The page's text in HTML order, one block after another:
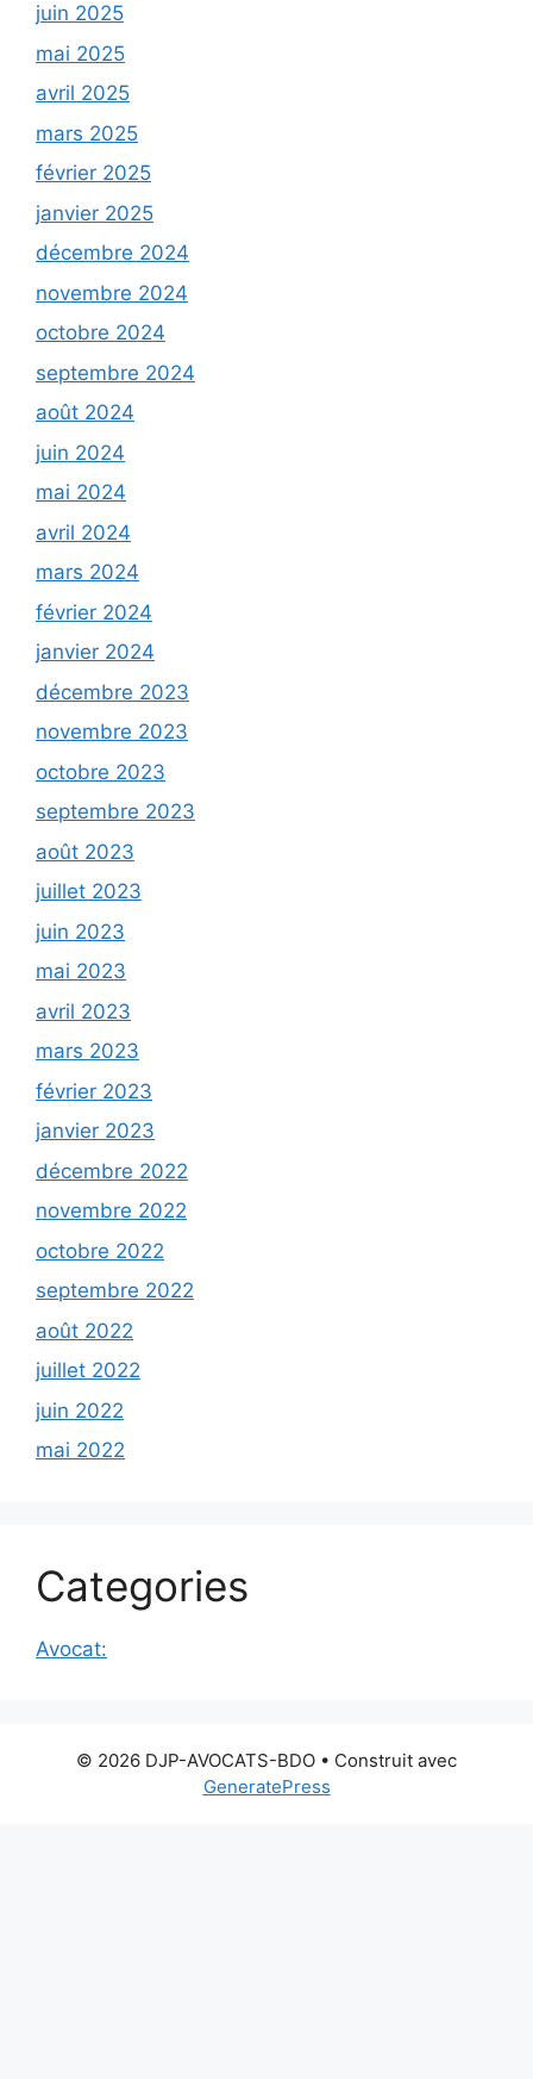
juin 2025
mai 2025
avril 2025
mars 2025
février 2025
janvier 2025
décembre 2024
novembre 2024
octobre 2024
septembre 2024
août 2024
juin 2024
mai 2024
avril 2024
mars 2024
février 2024
janvier 2024
décembre 2023
novembre 2023
octobre 2023
septembre 2023
août 2023
juillet 2023
juin 2023
mai 2023
avril 2023
mars 2023
février 2023
janvier 2023
décembre 2022
novembre 2022
octobre 2022
septembre 2022
août 2022
juillet 2022
juin 2022
mai 2022
Categories
Avocat:
© 2026 DJP-AVOCATS-BDO • Construit avec
GeneratePress